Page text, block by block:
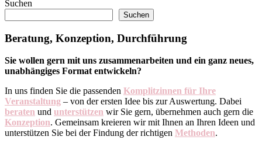
Suchen
Suchen
Beratung, Konzeption, Durchführung
Sie wollen gern mit uns zusammenarbeiten und ein ganz neues,
unabhängiges Format entwickeln?
In uns finden Sie die passenden Komplitzinnen für Ihre
Veranstaltung – von der ersten Idee bis zur Auswertung. Dabei
beraten und unterstützen wir Sie gern, übernehmen auch gern die
Konzeption. Gemeinsam kreieren wir mit Ihnen an Ihren Ideen und
unterstützen Sie bei der Findung der richtigen Methoden.